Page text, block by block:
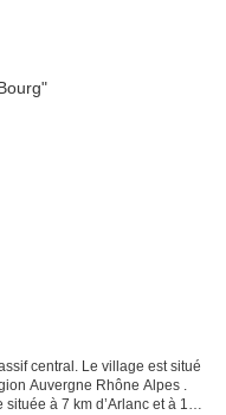
central. Le village est situé
Auvergne Rhône Alpes .
à 7 km d’Arlanc et à 12